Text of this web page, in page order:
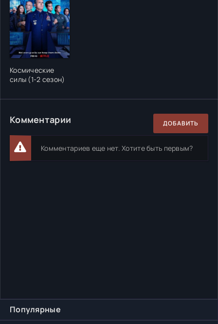
Популярные
Космические
силы (1-2 сезон)
Комментарии ДОБАВИТЬ
Комментариев еще нет. Хотите быть первым?